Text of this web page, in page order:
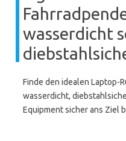
wasserdicht
Finde den idealen Laptop-
wasserdicht,
Equipment sicher ans Ziel